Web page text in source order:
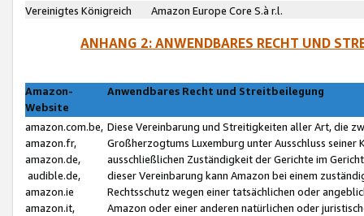
Vereinigtes Königreich
Amazon Europe Core S.à r.l.
ANHANG 2: ANWENDBARES RECHT UND
Amazon-
Website
Anwendbares Recht und Streitbeilegung
amazon.com.be,
amazon.fr,
amazon.de,
audible.de,
amazon.ie
amazon.it,
Diese Vereinbarung und Streitigkeiten aller Art, die
Großherzogtums Luxemburg unter Ausschluss
ausschließlichen Zuständigkeit der Gerichte im
dieser Vereinbarung kann Amazon bei einem
Rechtsschutz wegen einer tatsächlichen oder
Amazon oder einer anderen natürlichen oder